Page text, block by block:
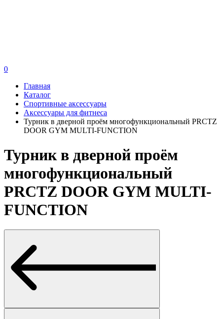
0
Главная
Каталог
Спортивные аксессуары
Аксессуары для фитнеса
Турник в дверной проём многофункциональный PRCTZ
DOOR GYM MULTI-FUNCTION
Турник в дверной проём
многофункциональный
PRCTZ DOOR GYM MULTI-
FUNCTION